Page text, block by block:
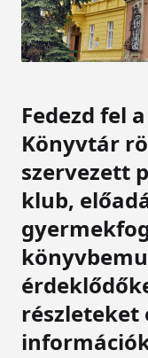
Fedezd fel
Könyvtár
szervezett
klub,
részleteket